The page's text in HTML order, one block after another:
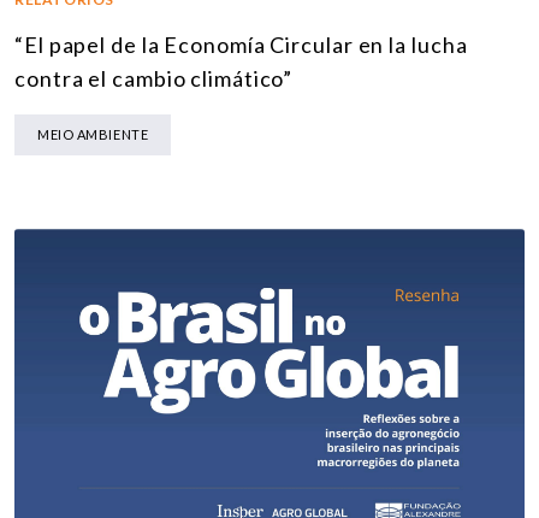
“El papel de la Economía Circular en la lucha
contra el cambio climático”
MEIO AMBIENTE